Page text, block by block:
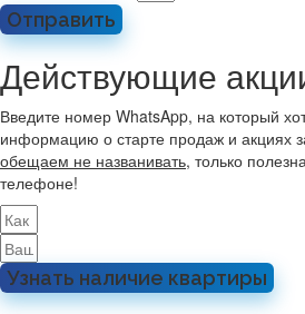
Отправить
Действующие
Введите номер WhatsApp, на который
информацию о старте продаж и акциях
обещаем не названивать, только
телефоне!
Узнать наличие квартиры